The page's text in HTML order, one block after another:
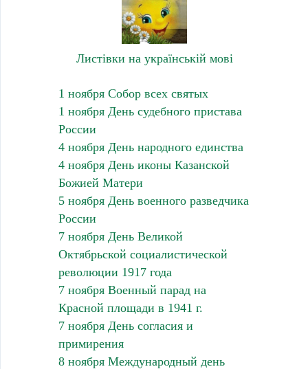
Листівки на українській мові
1 ноября Собор всех святых
1 ноября День судебного пристава
России
4 ноября День народного единства
4 ноября День иконы Казанской
Божией Матери
5 ноября День военного разведчика
России
7 ноября День Великой
Октябрьской социалистической
революции 1917 года
7 ноября Военный парад на
Красной площади в 1941 г.
7 ноября День согласия и
примирения
8 ноября Международный день